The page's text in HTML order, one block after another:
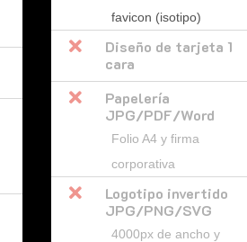
favicon (isotipo)

Diseño de tarjeta 1
cara

Papelería
JPG/PDF/Word
Folio A4 y firma
corporativa

Logotipo invertido
JPG/PNG/SVG
4000px de ancho y